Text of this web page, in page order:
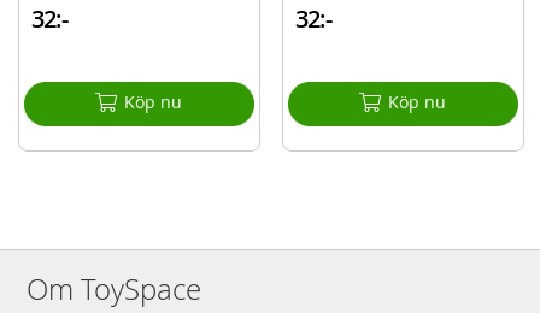
32:-
Köp nu
32:-
Köp nu
Om ToySpace